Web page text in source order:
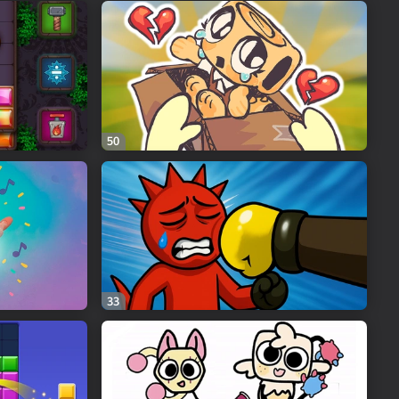
50
33